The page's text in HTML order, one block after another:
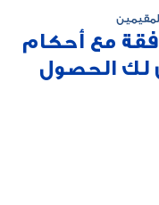
مع أحكام
لك الحصول